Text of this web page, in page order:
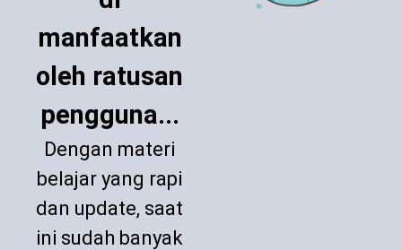
manfaatkan
oleh ratusan
pengguna...
Dengan materi
belajar yang rapi
dan update, saat
ini sudah banyak